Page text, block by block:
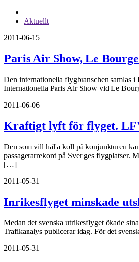
Aktuellt
2011-06-15
Paris Air Show, Le
Den internationella flygbranschen samlas
Internationella Paris Air Show vid Le
2011-06-06
Kraftigt lyft för flyget.
Den som vill hålla koll på konjunkturen
passagerarrekord på Sveriges flygplatser.
[…]
2011-05-31
Inrikesflyget minskade
Medan det svenska utrikesflyget ökade
Trafikanalys publicerar idag. För det
2011-05-31